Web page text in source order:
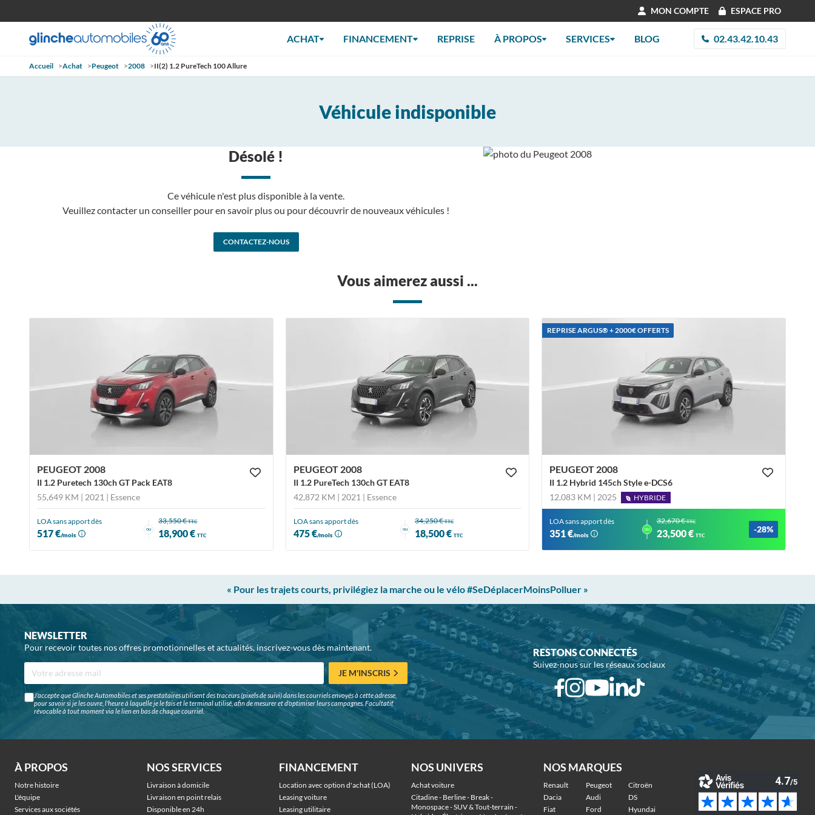
MON COMPTE ESPACE PRO
ACHAT FINANCEMENT REPRISE À PROPOS SERVICES BLOG 02.43.42.10.43
Accueil >Achat >Peugeot >2008 >II(2) 1.2 PureTech 100 Allure
Véhicule indisponible
Désolé !
Ce véhicule n'est plus disponible à la vente.
Veuillez contacter un conseiller pour en savoir plus ou pour découvrir de nouveaux véhicules !
CONTACTEZ-NOUS
Vous aimerez aussi ...
PEUGEOT 2008
II 1.2 Puretech 130ch GT Pack EAT8
55,649 KM | 2021 | Essence
LOA sans apport dès
517 €/mois
ou
33,550 €TTC
18,900 €TTC
PEUGEOT 2008
II 1.2 PureTech 130ch GT EAT8
42,872 KM | 2021 | Essence
LOA sans apport dès
475 €/mois
ou
34,250 €TTC
18,500 € TTC
REPRISE ARGUS®️ + 2000€ OFFERTS
PEUGEOT 2008
II 1.2 Hybrid 145ch Style e-DCS6
12,083 KM | 2025
HYBRIDE
LOA sans apport dès
351 €/mois
ou
32,670 €TTC
23,500 € TTC
-28%
« Pour les trajets courts, privilégiez la marche ou le vélo #SeDéplacerMoinsPolluer »
NEWSLETTER
Pour recevoir toutes nos offres promotionnelles et actualités, inscrivez-vous dès maintenant.
JE M'INSCRIS
J'accepte que Glinche Automobiles et ses prestataires utilisent des traceurs (pixels de suivi) dans les courriels envoyés à cette adresse,
pour savoir si je les ouvre, l'heure à laquelle je le fais et le terminal utilisé, afin de mesurer et d'optimiser leurs campagnes. Facultatif,
révocable à tout moment via le lien en bas de chaque courriel.
RESTONS CONNECTÉS
Suivez-nous sur les réseaux sociaux
À PROPOS
Notre histoire
L'équipe
Services aux sociétés
NOS SERVICES
Livraison à domicile
Livraison en point relais
Disponible en 24h
FINANCEMENT
Location avec option d'achat (LOA)
Leasing voiture
Leasing utilitaire
NOS UNIVERS
Achat voiture
Citadine - Berline - Break -
Monospace - SUV & Tout-terrain -
NOS MARQUES
Renault Peugeot
Citroën
Dacia
Audi
DS
Fiat
Ford Hyundai